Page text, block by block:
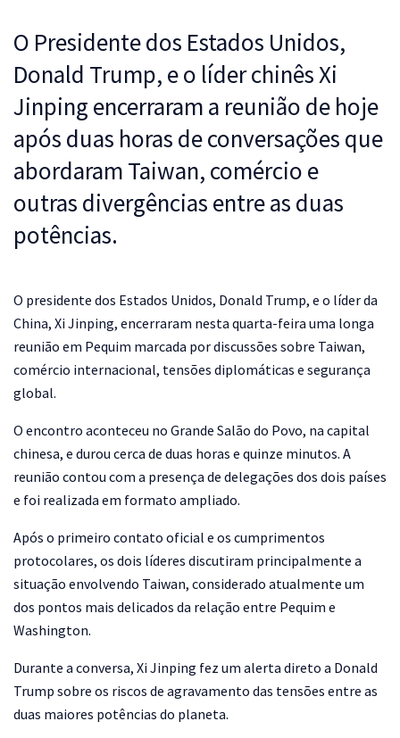
O Presidente dos Estados Unidos,
Donald Trump, e o líder chinês Xi
Jinping encerraram a reunião de hoje
após duas horas de conversações que
abordaram Taiwan, comércio e
outras divergências entre as duas
potências.
O presidente dos Estados Unidos, Donald Trump, e o líder da
China, Xi Jinping, encerraram nesta quarta-feira uma longa
reunião em Pequim marcada por discussões sobre Taiwan,
comércio internacional, tensões diplomáticas e segurança
global.
O encontro aconteceu no Grande Salão do Povo, na capital
chinesa, e durou cerca de duas horas e quinze minutos. A
reunião contou com a presença de delegações dos dois países
e foi realizada em formato ampliado.
Após o primeiro contato oficial e os cumprimentos
protocolares, os dois líderes discutiram principalmente a
situação envolvendo Taiwan, considerado atualmente um
dos pontos mais delicados da relação entre Pequim e
Washington.
Durante a conversa, Xi Jinping fez um alerta direto a Donald
Trump sobre os riscos de agravamento das tensões entre as
duas maiores potências do planeta.